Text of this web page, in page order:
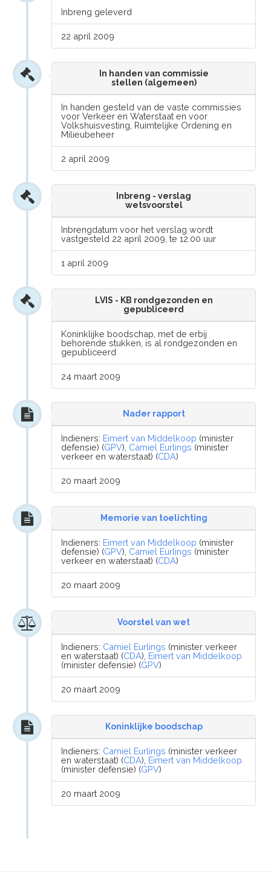
Inbreng geleverd
22 april 2009
In handen van commissie
stellen (algemeen)
In handen gesteld van de vaste commissies
voor Verkeer en Waterstaat en voor
Volkshuisvesting, Ruimtelijke Ordening en
Milieubeheer
2 april 2009
Inbreng - verslag
wetsvoorstel
Inbrengdatum voor het verslag wordt
vastgesteld 22 april 2009, te 12.00 uur
1 april 2009
LVIS - KB rondgezonden en
gepubliceerd
Koninklijke boodschap, met de erbij
behorende stukken, is al rondgezonden en
gepubliceerd
24 maart 2009
Nader rapport
Indieners: Eimert van Middelkoop (minister
defensie) (GPV), Camiel Eurlings (minister
verkeer en waterstaat) (CDA)
20 maart 2009
Memorie van toelichting
Indieners: Eimert van Middelkoop (minister
defensie) (GPV), Camiel Eurlings (minister
verkeer en waterstaat) (CDA)
20 maart 2009
Voorstel van wet
Indieners: Camiel Eurlings (minister verkeer
en waterstaat) (CDA), Eimert van Middelkoop
(minister defensie) (GPV)
20 maart 2009
Koninklijke boodschap
Indieners: Camiel Eurlings (minister verkeer
en waterstaat) (CDA), Eimert van Middelkoop
(minister defensie) (GPV)
20 maart 2009